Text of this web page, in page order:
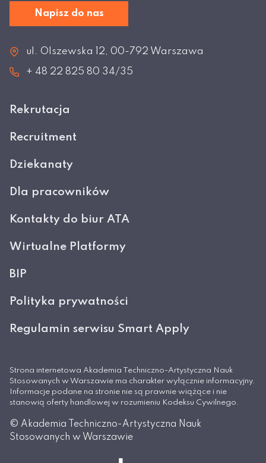
Napisz do nas
ul. Olszewska 12, 00-792 Warszawa
+ 48 22 825 80 34/35
Rekrutacja
Recruitment
Dziekanaty
Dla pracowników
Kontakty do biur ATA
Wirtualne Platformy
BIP
Polityka prywatności
Regulamin serwisu Smart Apply
Strona internetowa Akademia Techniczno-Artystyczna Nauk
Stosowanych w Warszawie ma charakter wyłącznie informacyjny.
Informacje podane na stronie nie są prawnie wiążące i nie
stanowią oferty handlowej w rozumieniu Kodeksu Cywilnego.
© Akademia Techniczno-Artystyczna Nauk
Stosowanych w Warszawie